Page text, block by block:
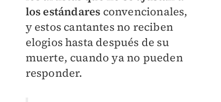
los estándares convencionales,
y estos cantantes no reciben
elogios hasta después de su
muerte, cuando ya no pueden
responder.